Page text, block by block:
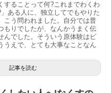
することって何?これまでわくわ
ある人に、独立してでもやりた
こう問われました。自分では普
もりでしたが、なんかうまく伝
んでした。そういう原体験はビ
うえで、とても大事なことなん
記事を読む